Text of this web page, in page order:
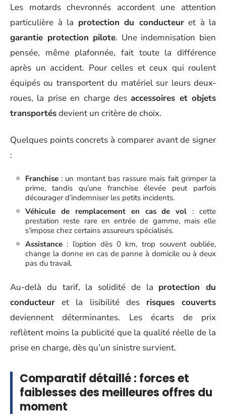
Les motards chevronnés accordent une attention
particulière à la protection du conducteuret à la
garantie protection pilote. Une indemnisation bien
pensée, même plafonnée, fait toute la différence
après un accident. Pour celles et ceux qui roulent
équipés ou transportent du matériel sur leurs deux-
roues, la prise en charge desaccessoires et objets
transportésdevient un critère de choix.
Quelques points concrets à comparer avant de signer
:
Franchise : un montant bas rassure mais fait grimper la
prime, tandis qu’une franchise élevée peut parfois
décourager d’indemniser les petits incidents.
Véhicule de remplacement en cas de vol : cette
prestation reste rare en entrée de gamme, mais elle
s’impose chez certains assureurs spécialisés.
Assistance : l’option dès 0 km, trop souvent oubliée,
change la donne en cas de panne à domicile ou à deux
pas du travail.
Au-delà du tarif, la solidité de la protection du
conducteur et la lisibilité des risques couverts
deviennent déterminantes. Les écarts de prix
reflètent moins la publicité que la qualité réelle de la
prise en charge, dès qu’un sinistre survient.
Comparatif détaillé : forces et
faiblesses des meilleures offres du
moment